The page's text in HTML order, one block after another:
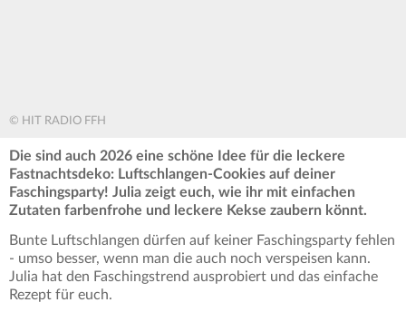
© HIT RADIO FFH
Die sind auch 2026 eine schöne Idee für die leckere
Fastnachtsdeko: Luftschlangen-Cookies auf deiner
Faschingsparty! Julia zeigt euch, wie ihr mit einfachen
Zutaten farbenfrohe und leckere Kekse zaubern könnt.
Bunte Luftschlangen dürfen auf keiner Faschingsparty fehlen
- umso besser, wenn man die auch noch verspeisen kann.
Julia hat den Faschingstrend ausprobiert und das einfache
Rezept für euch.